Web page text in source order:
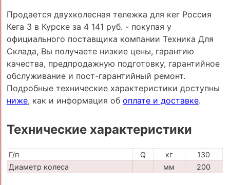
Продается двухколесная тележка для кег Россия
Кега 3 в Курске за 4 141 руб. - покупая у
официального поставщика компании Техника Для
Склада, Вы получаете низкие цены, гарантию
качества, предпродажную подготовку, гарантийное
обслуживание и пост-гарантийный ремонт.
Подробные технические характеристики доступны
ниже, как и информация об оплате и доставке.
Технические характеристики
Г/п Q кг
130
Диаметр колеса
мм 200